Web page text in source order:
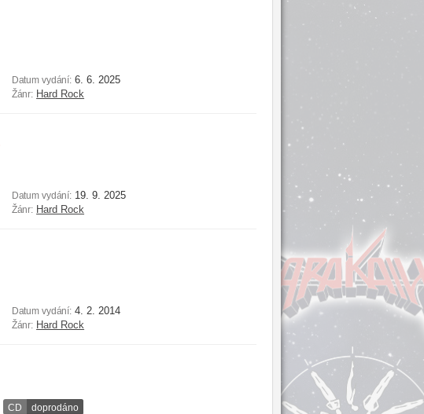
Datum vydání: 6. 6. 2025
Žánr: Hard Rock
Datum vydání: 19. 9. 2025
Žánr: Hard Rock
Datum vydání: 4. 2. 2014
Žánr: Hard Rock
CD
doprodáno